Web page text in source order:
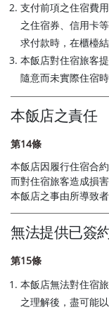
支付前項之住宿費
之住宿券、信用卡
求付款時，在櫃檯結
本飯店對住宿旅客
隨意而未實際住宿
本飯店之責任
第14條
本飯店因履行住宿合
而對住宿旅客造成損
本飯店之事由所導致者
無法提供已簽
第15條
本飯店無法對住宿
之理解後，盡可能